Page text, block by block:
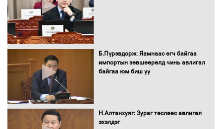
Нөөцийн махны худалдаа,
борлуулалтыг нээлттэй ил тод
болгоно
Монгол Улс “COP17”-д “Тал хээрийн
төлөвлөгөө”-гөө танилцуулна
Б.Пүрэвдорж: Яамнаас өгч байгаа
импортын зөвшөөрөлд чинь авлигал
байгаа юм биш үү
Н.Алтанхуяг: Зураг төслөөс авлигал
эхэлдэг